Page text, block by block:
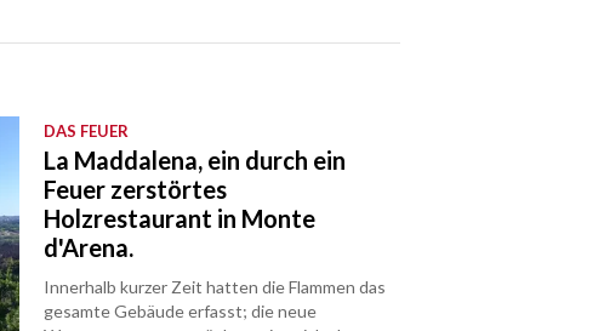
DAS FEUER
La Maddalena, ein durch ein
Feuer zerstörtes
Holzrestaurant in Monte
d'Arena.
Innerhalb kurzer Zeit hatten die Flammen das
gesamte Gebäude erfasst; die neue